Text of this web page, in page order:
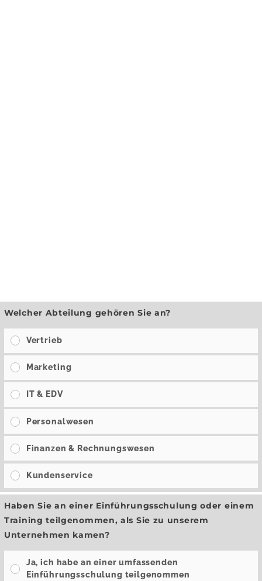
Welcher Abteilung gehören Sie an?
Vertrieb
Marketing
IT & EDV
Personalwesen
Finanzen & Rechnungswesen
Kundenservice
Haben Sie an einer Einführungsschulung oder einem
Training teilgenommen, als Sie zu unserem
Unternehmen kamen?
Ja, ich habe an einer umfassenden
Einführungsschulung teilgenommen